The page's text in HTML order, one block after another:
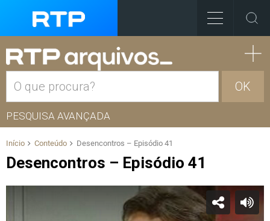
OK
PESQUISA AVANÇADA
Início Conteúdo Desencontros – Episódio 41
Desencontros – Episódio 41